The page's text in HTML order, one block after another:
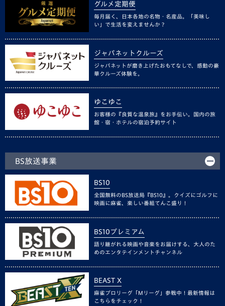
グルメ定期便
毎月届く、日本各地の名物・名産品。「美味し
い」で生活を変えませんか？
ジャパネットクルーズ
ジャパネットが磨き上げたおもてなしで、感動の豪
華クルーズ体験を。
ゆこゆこ
お客様の『良質な温泉旅』をお手伝い。国内の旅
館・宿・ホテルの宿泊予約サイト
BS放送事業
BS10
全国無料のBS放送局『BS10』。クイズにゴルフに
映画に麻雀、楽しい番組てんこ盛り！
BS10プレミアム
語り継がれる映画や音楽をお届けする、大人のた
めのエンタテインメントチャンネル
BEAST X
麻雀プロリーグ「Mリーグ」参戦中！最新情報は
こちらをチェック！